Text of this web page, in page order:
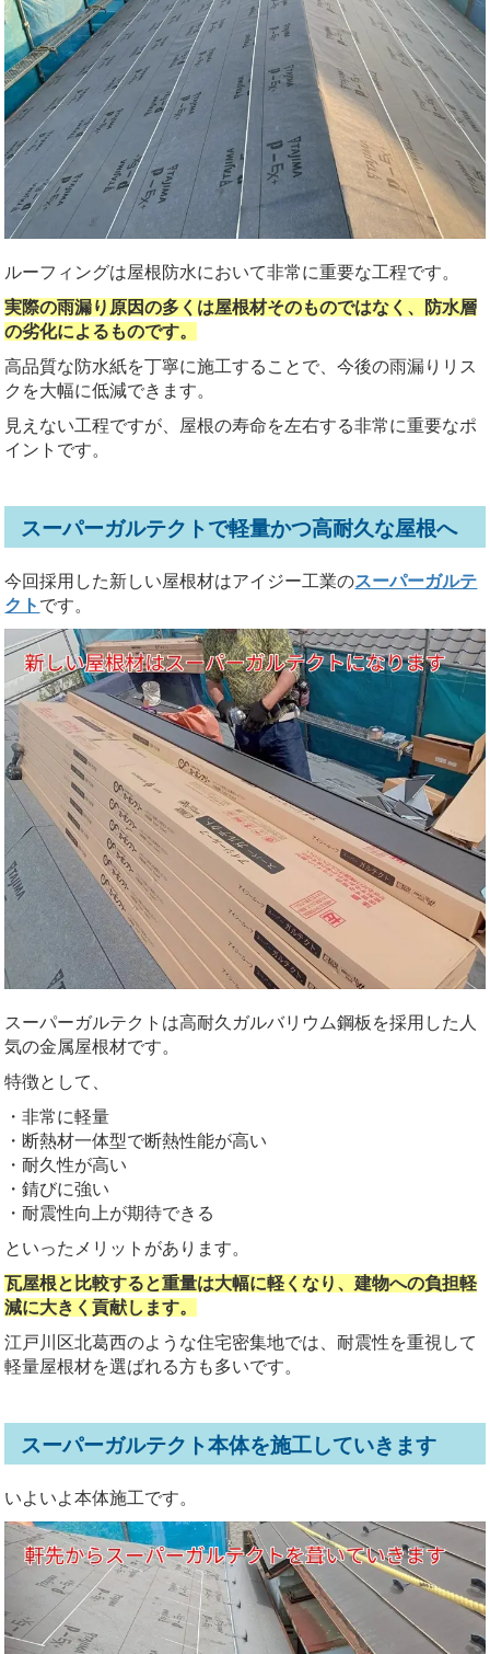
ルーフィングは屋根防水において非常に重要な工程です。
実際の雨漏り原因の多くは屋根材そのものではなく、防水層
の劣化によるものです。
高品質な防水紙を丁寧に施工することで、今後の雨漏りリス
クを大幅に低減できます。
見えない工程ですが、屋根の寿命を左右する非常に重要なポ
イントです。
スーパーガルテクトで軽量かつ高耐久な屋根へ
今回採用した新しい屋根材はアイジー工業のスーパーガルテ
クト です。
スーパーガルテクトは高耐久ガルバリウム鋼板を採用した人
気の金属屋根材です。
特徴として、
・非常に軽量
・断熱材一体型で断熱性能が高い
・耐久性が高い
・錆びに強い
・耐震性向上が期待できる
といったメリットがあります。
瓦屋根と比較すると重量は大幅に軽くなり、建物への負担軽
減に大きく貢献します。
江戸川区北葛西のような住宅密集地では、耐震性を重視して
軽量屋根材を選ばれる方も多いです。
スーパーガルテクト本体を施工していきます
いよいよ本体施工です。